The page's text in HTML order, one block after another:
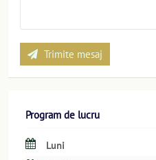
Trimite mesaj
Program de lucru
Luni